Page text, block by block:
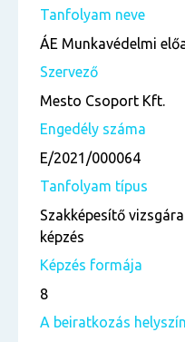
Tanfolyam neve
ÁE Munkavédelmi
Szervező
Mesto Csoport Kft.
Engedély száma
E/2021/000064
Tanfolyam típus
Szakképesítő
képzés
Képzés formája
8
A beiratkozás